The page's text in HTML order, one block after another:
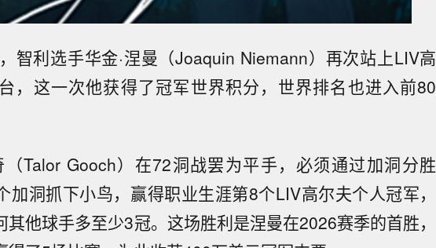
智利选手华金·涅曼（Joaquin Niemann）再次站上LIV高
，这一次他获得了冠军世界积分，世界排名也进入前80
（Talor Gooch）在72洞战罢为平手，必须通过加洞分胜
加洞抓下小鸟，赢得职业生涯第8个LIV高尔夫个人冠军，
其他球手多至少3冠。这场胜利是涅曼在2026赛季的首胜，